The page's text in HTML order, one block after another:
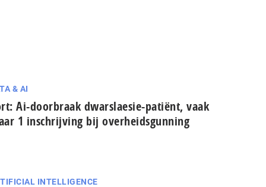
& AI
Ai-doorbraak dwarslaesie-patiënt, vaak
1 in­schrij­ving bij over­heids­gun­ning
INTELLIGENCE